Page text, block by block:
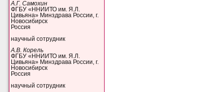
А.Г. Самохин
ФГБУ «ННИИТО им. Я.Л.
Цивьяна» Минздрава России, г.
Новосибирск
Россия
научный сотрудник
А.В. Корель
ФГБУ «ННИИТО им. Я.Л.
Цивьяна» Минздрава России, г.
Новосибирск
Россия
научный сотрудник